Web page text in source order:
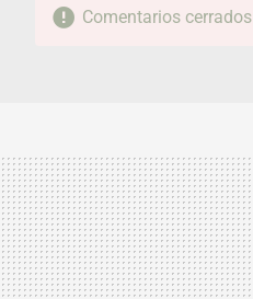
Comentarios cerrados